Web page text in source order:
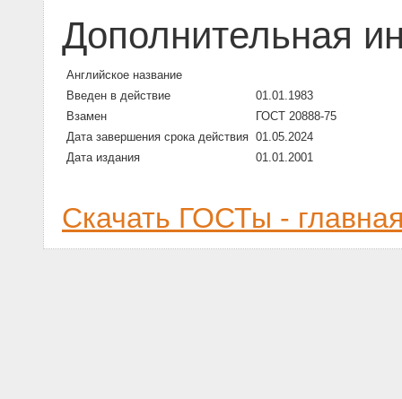
Дополнительная
Английское название
Введен в действие
01.01.1983
Взамен
ГОСТ 20888-75
Дата завершения срока действия 01.05.2024
Дата издания
01.01.2001
Скачать ГОСТы -